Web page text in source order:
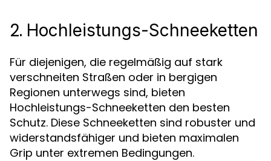
2. Hochleistungs-Schneeketten
Für diejenigen, die regelmäßig auf stark
verschneiten Straßen oder in bergigen
Regionen unterwegs sind, bieten
Hochleistungs-Schneeketten den besten
Schutz. Diese Schneeketten sind robuster und
widerstandsfähiger und bieten maximalen
Grip unter extremen Bedingungen.